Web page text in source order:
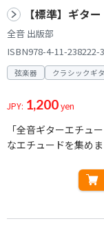
【標準】ギタ
全音 出版部
ISBN978-4-11-238222-3
弦楽器 クラシックギ
JPY: 1,200yen
「全音ギターエチュ
なエチュードを集めま